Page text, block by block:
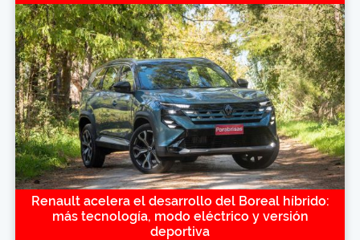
Renault acelera el desarrollo del Boreal híbrido:
más tecnología, modo eléctrico y versión
deportiva